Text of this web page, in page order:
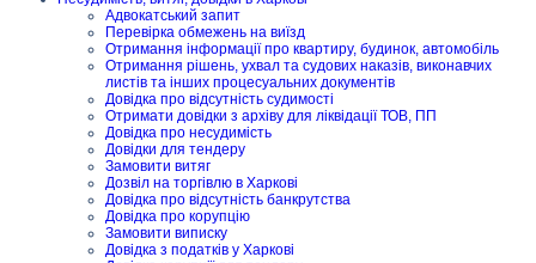
Адвокатський запит
Перевірка обмежень на виїзд
Отримання інформації про квартиру, будинок, автомобіль
Отримання рішень, ухвал та судових наказів, виконавчих
листів та інших процесуальних документів
Довідка про відсутність судимості
Отримати довідки з архіву для ліквідації ТОВ, ПП
Довідка про несудимість
Довідки для тендеру
Замовити витяг
Дозвіл на торгівлю в Харкові
Довідка про відсутність банкрутства
Довідка про корупцію
Замовити виписку
Довідка з податків у Харкові